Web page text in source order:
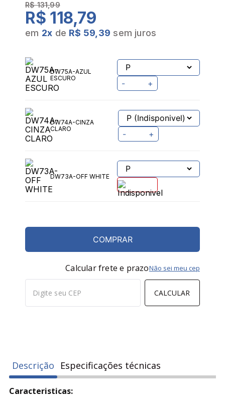
R$ 131,99
R$ 118,79
em 2x de R$ 59,39 sem juros
DW75A-AZUL
ESCURO
- +
DW74A-CINZA
CLARO
- +
DW73A-OFF WHITE
COMPRAR
Calcular frete e prazo
CALCULAR
Não sei meu cep
Descrição Especificações técnicas
Caracteristicas: